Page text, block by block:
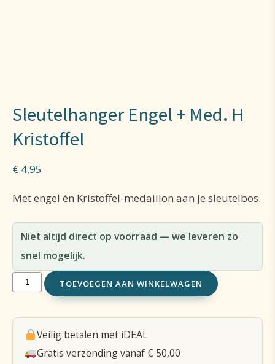
Sleutelhanger Engel + Med. H
Kristoffel
€ 4,95
Met engel én Kristoffel-medaillon aan je sleutelbos.
Niet altijd direct op voorraad — we leveren zo
snel mogelijk.
Sleutelhanger
+
Med.
TOEVOEGEN AAN WINKELWAGEN
Veilig betalen met iDEAL
Gratis verzending vanaf € 50,00